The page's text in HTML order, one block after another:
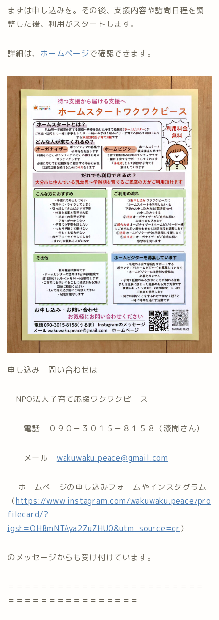
まずは申し込みを。その後、支援内容や訪問日程を調
整した後、利用がスタートします。
詳細は、 ホームページで確認できます。
申し込み・問い合わせは
NPO法人子育て応援ワクワクピース
電話 ０９０－３０１５－８１５８（漆間さん）
メール wakuwaku.peace@gmail.com
ホームページの申し込みフォームやインスタグラム
（https://www.instagram.com/wakuwaku.peace/pro
filecard/?
igsh=OHBmNTAya2ZuZHU0&utm_source=qr）
のメッセージからも受け付けています。
＝＝＝＝＝＝＝＝＝＝＝＝＝＝＝＝＝＝＝＝＝＝＝＝
＝＝＝＝＝＝＝＝＝＝＝＝＝＝＝＝